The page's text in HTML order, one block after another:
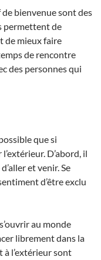
de bienvenue sont des
permettent de
de mieux faire
de rencontre
des personnes qui
que si
D’abord, il
et venir. Se
d’être exclu
au monde
librement dans la
à l’extérieur sont